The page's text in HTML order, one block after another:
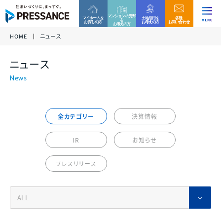
マイホームを
お探しの方
マンションの売却
を
お考えの方
土地活用を
お考えの方
各種
お問い合わせ
プレサンスロジェ
新築一戸建て
せ・ご質問などはお気軽にご連絡ください。
プレサンスアージュ
プレサンスNEXT
その他区分マンション
わせ・ご質問などはお気軽にご連絡ください。
プレサンスホームデザイン
万一、問題のある勧誘行為を確認された際は、お客
0120-99-4470
受付時間 / 9:30 - 18:30 当社休日除く
ご相談フォーム
各種資料請求
経営理念
会社概要 /
アクセス
組織図
ニュース
ファミリーマンション 戸建て住宅
サステナビリティ
採用情報
HOME ニュース
ニュース
全カテゴリー 決算情報
IR お知らせ
プレスリリース